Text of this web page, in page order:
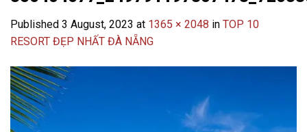
Published 3 August, 2023 at 1365 × 2048 in TOP 10
RESORT ĐẸP NHẤT ĐÀ NẴNG